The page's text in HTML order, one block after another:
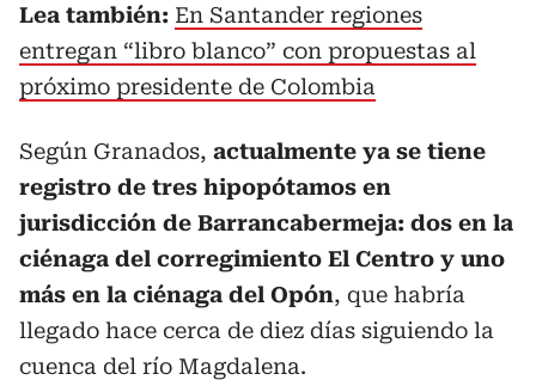
Lea también: En Santander regiones
entregan “libro blanco” con propuestas al
próximo presidente de Colombia
Según Granados, actualmente ya se tiene
registro de tres hipopótamos en
jurisdicción de Barrancabermeja: dos en la
ciénaga del corregimiento El Centro y uno
más en la ciénaga del Opón, que habría
llegado hace cerca de diez días siguiendo la
cuenca del río Magdalena.